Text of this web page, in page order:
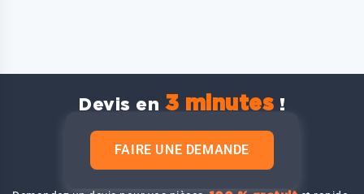
Devis en 3 minutes !
FAIRE UNE DEMANDE